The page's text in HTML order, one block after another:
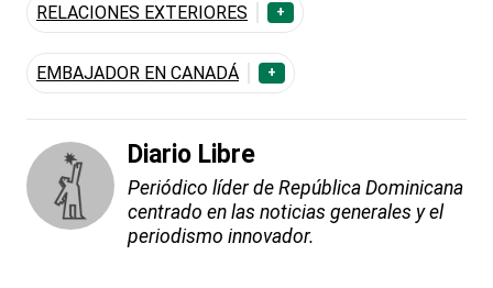
RELACIONES EXTERIORES +
EMBAJADOR EN CANADÁ +
Diario Libre
Periódico líder de República Dominicana
centrado en las noticias generales y el
periodismo innovador.